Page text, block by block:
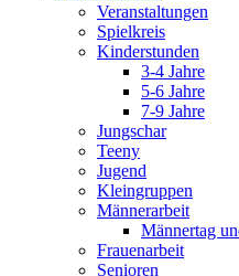
Veranstaltungen
Spielkreis
Kinderstunden
3-4 Jahre
5-6 Jahre
7-9 Jahre
Jungschar
Teeny
Jugend
Kleingruppen
Männerarbeit
Männertag
Frauenarbeit
Senioren